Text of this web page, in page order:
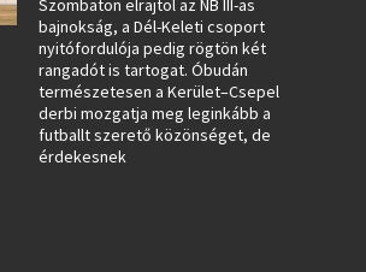
Szombaton elrajtol az NB III-as
bajnokság, a Dél-Keleti csoport
nyitófordulója pedig rögtön két
rangadót is tartogat. Óbudán
természetesen a Kerület–Csepel
derbi mozgatja meg leginkább a
futballt szerető közönséget, de
érdekesnek